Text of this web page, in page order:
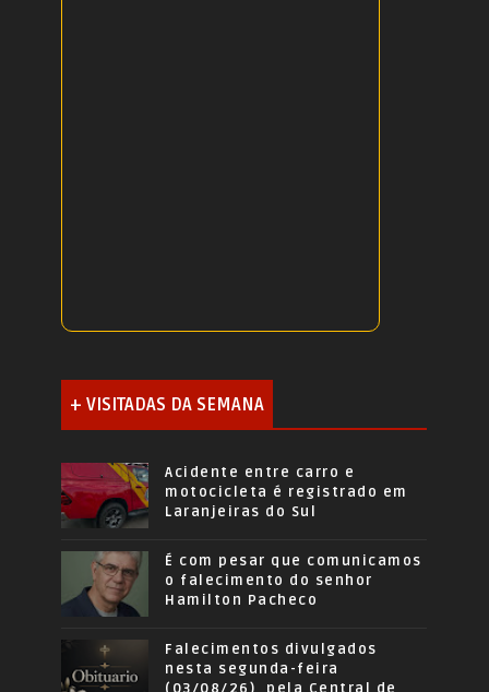
+ VISITADAS DA SEMANA
Acidente entre carro e
motocicleta é registrado em
Laranjeiras do Sul
É com pesar que comunicamos
o falecimento do senhor
Hamilton Pacheco
Falecimentos divulgados
nesta segunda-feira
(03/08/26), pela Central de